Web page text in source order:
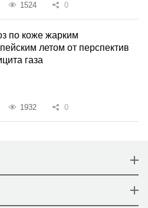
1524 0
по коже жарким
летом от перспектив
газа
1932 0